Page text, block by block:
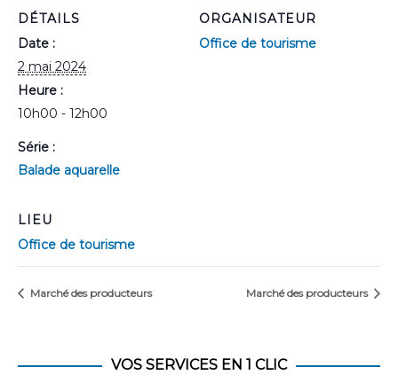
DÉTAILS
Date :
2 mai 2024
Heure :
10h00 - 12h00
Série :
Balade aquarelle
ORGANISATEUR
Office de tourisme
LIEU
Office de tourisme
Marché des producteurs Marché des producteurs
VOS SERVICES EN 1 CLIC